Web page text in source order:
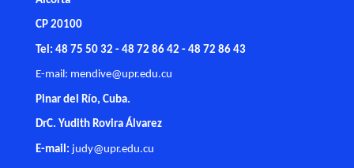
CP 20100
Tel: 48 75 50 32 - 48 72 86 42 - 48 72 86 43
E-mail: mendive@upr.edu.cu
Pinar del Río, Cuba.
DrC. Yudith Rovira Álvarez
E-mail: judy@upr.edu.cu